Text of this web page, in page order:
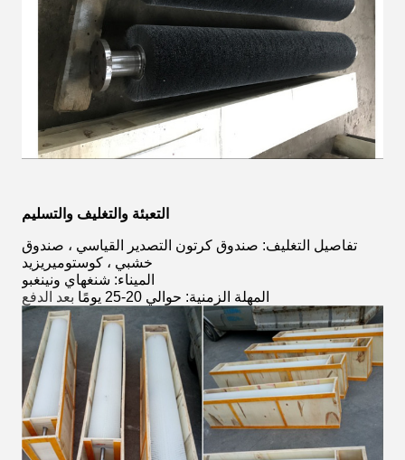
التعبئة والتغليف والتسليم
تفاصيل التغليف: صندوق كرتون التصدير القياسي ، صندوق
خشبي ، كوستوميريزيد
الميناء: شنغهاي ونينغبو
المهلة الزمنية: حوالي 20-25 يومًا
بعد الدفع